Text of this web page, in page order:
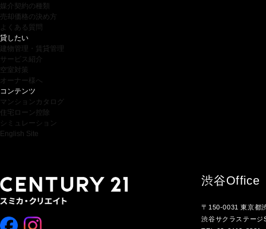
媒介契約の種類
売却価格の決め方
よくある質問
貸したい
建物管理・賃貸管理
サービス紹介
空室対策
オーナー様へ
コンテンツ
マンションカタログ
住宅ローン控除
シミュレーション
English Site
渋谷Office
〒150-0031 東京都
渋谷サクラステー